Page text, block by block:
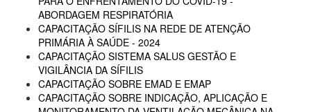
ABORDAGEM RESPIRATÓRIA
CAPACITAÇÃO SÍFILIS NA REDE DE ATENÇÃO
PRIMÁRIA À SAÚDE - 2024
CAPACITAÇÃO SISTEMA SALUS GESTÃO E
VIGILÂNCIA DA SÍFILIS
CAPACITAÇÃO SOBRE EMAD E EMAP
CAPACITAÇÃO SOBRE INDICAÇÃO, APLICAÇÃO E